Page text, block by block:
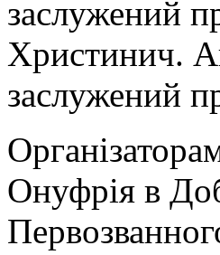
заслужений
Христинич.
заслужений
Онуфрія в